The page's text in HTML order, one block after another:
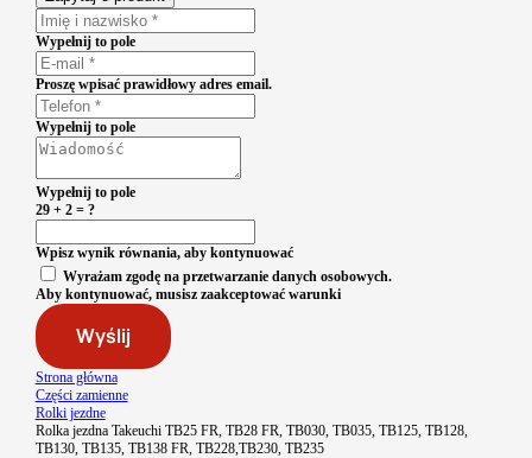
Wypełnij to pole
Proszę wpisać prawidłowy adres email.
Wypełnij to pole
Wypełnij to pole
29 + 2 = ?
Wpisz wynik równania, aby kontynuować
Wyrażam zgodę na przetwarzanie danych osobowych.
Aby kontynuować, musisz zaakceptować warunki
Wyślij
Strona główna
Części zamienne
Rolki jezdne
Rolka jezdna Takeuchi TB25 FR, TB28 FR, TB030, TB035, TB125, TB128,
TB130, TB135, TB138 FR, TB228,TB230, TB235